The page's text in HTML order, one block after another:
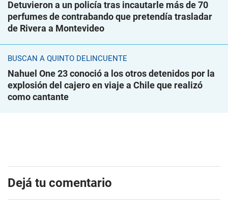
Detuvieron a un policía tras incautarle más de 70
perfumes de contrabando que pretendía trasladar
de Rivera a Montevideo
BUSCAN A QUINTO DELINCUENTE
Nahuel One 23 conoció a los otros detenidos por la
explosión del cajero en viaje a Chile que realizó
como cantante
Dejá tu comentario